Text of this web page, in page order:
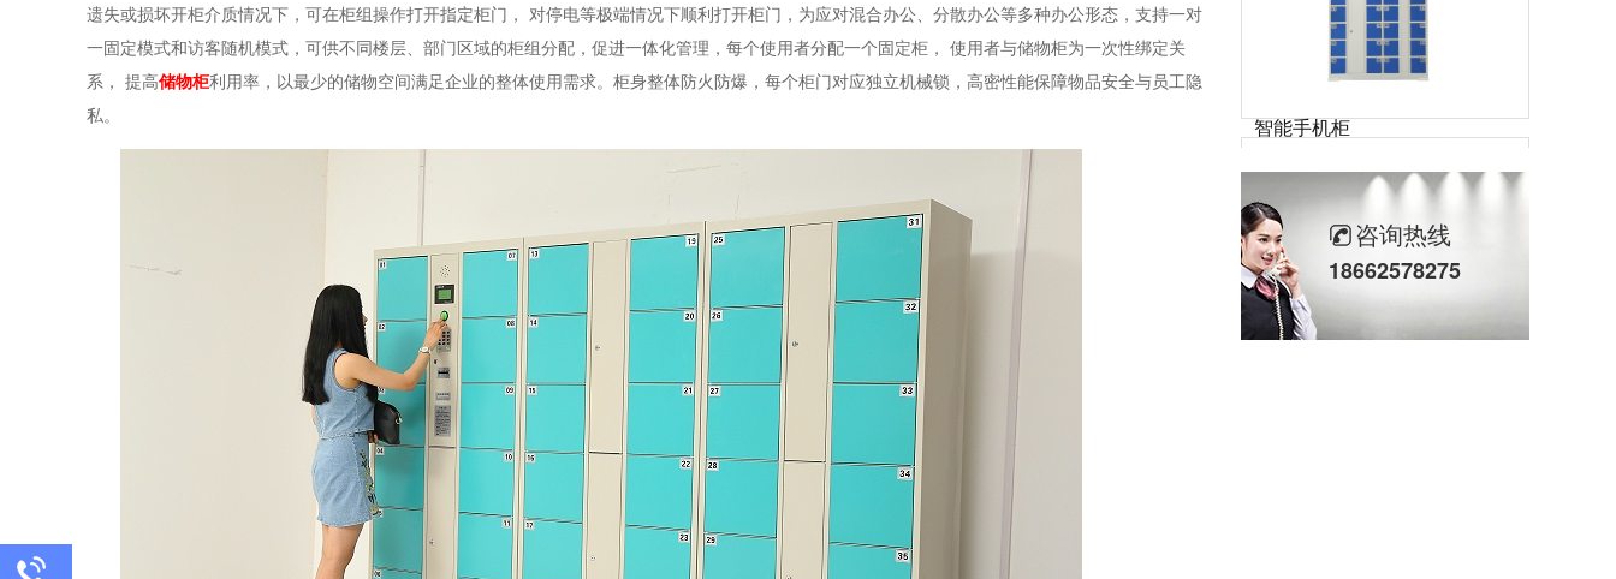
遗失或损坏开柜介质情况下， 可在柜组操作打开指定柜门， 对停电等极端情况下顺利打开柜门， 为应对混合办公、分散办公等多种办公形态，支持一对
一固定模式和访客随机模式， 可供不同楼层、部门区域的柜组分配，促进一体化管理， 每个使用者分配一个固定柜， 使用者与储物柜为一次性绑定关
系， 提高储物柜利用率，以最少的储物空间满足企业的整体使用需求。柜身整体防火防爆，每个柜门对应独立机械锁，高密性能保障物品安全与员工隐
私。
智能手机柜又称手机管理柜（手机充电柜），通常用在工厂员工存放手机使用，内部可安装充电接口，方便、安全，手机开柜可通过人脸、指纹、刷卡、还可集中性联网管理，一人一柜，柜体也可定制化。
咨询热线
18662578275